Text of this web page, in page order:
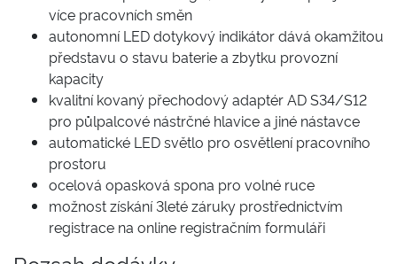
více pracovních směn
autonomní LED dotykový indikátor dává okamžitou
představu o stavu baterie a zbytku provozní
kapacity
kvalitní kovaný přechodový adaptér AD S34/S12
pro půlpalcové nástrčné hlavice a jiné nástavce
automatické LED světlo pro osvětlení pracovního
prostoru
ocelová opasková spona pro volné ruce
možnost získání 3leté záruky prostřednictvím
registrace na online registračním formuláři